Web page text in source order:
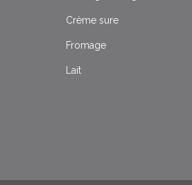
Crème sure
Fromage
Lait